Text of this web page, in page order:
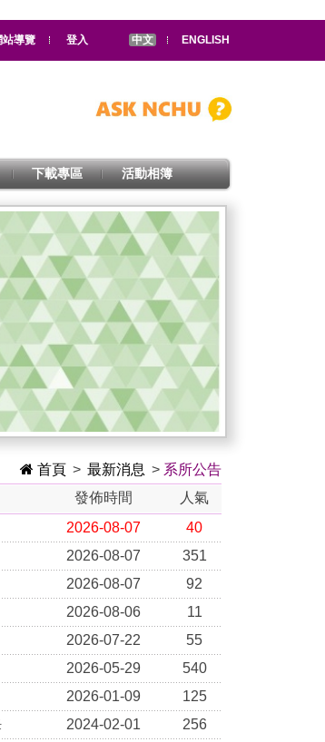
站導覽 登入 中文 ENGLISH
下載專區 活動相簿
首頁 > 最新消息 > 系所公告
發佈時間 人氣
2026-08-07 40
2026-08-07 351
2026-08-07 92
2026-08-06 11
2026-07-22 55
2026-05-29 540
2026-01-09 125
2024-02-01 256